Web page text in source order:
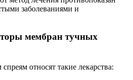
заболеваниями и
мембран тучных
относят такие лекарства: